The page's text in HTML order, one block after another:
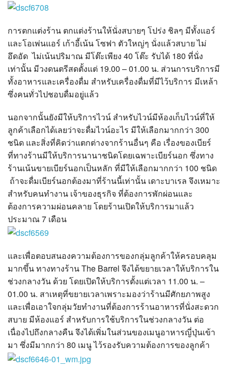
การตกแต่งร้าน ตกแต่งร้านให้นั่งสบายๆ โปร่ง ชิลๆ มีทั้งแอร์
และโอเพ่นแอร์ เก้าอี้เน้น โซฟา ตัวใหญ่ๆ นั่งแล้วสบาย ไม่
อึดอัด ไม่เน้นปริมาณ มีโต๊ะเพียง 40 โต๊ะ รับได้ 180 ที่นั่ง
เท่านั้น มีวงดนตรีสดตั้งแต่ 19.00 – 01.00 น. ส่วนการบริการมี
ทั้งอาหารและเครื่องดื่ม สำหรับเครื่องดื่มที่มีไว้บริการ มีเหล้า
ซึ่งคนทั่วไปชอบดื่มอยู่แล้ว
นอกจากนั้นยังมีให้บริการไวน์ สำหรับไวน์มีห้องเก็บไวน์ที่ให้
ลูกค้าเลือกได้เลยว่าจะดื่มไวน์อะไร มีให้เลือกมากกว่า 300
ชนิด และสิ่งที่คิดว่าแตกต่างจากร้านอื่นๆ คือ เรื่องของเบียร์
ที่ทางร้านมีให้บริการนานาชนิดโดยเฉพาะเบียร์นอก ซึ่งทาง
ร้านเน้นขายเบียร์นอกเป็นหลัก ที่มีให้เลือกมากกว่า 100 ชนิด
ถ้าจะดื่มเบียร์นอกต้องมาที่ร้านนี้เท่านั้น เดาะบาเรล จึงเหมาะ
สำหรับคนทำงาน เจ้าของธุรกิจ ที่ต้องการพักผ่อนและ
ต้องการความผ่อนคลาย โดยร้านเปิดให้บริการมาแล้ว
ประมาณ 7 เดือน
และเพื่อตอบสนองความต้องการของกลุ่มลูกค้าให้ครอบคลุม
มากขึ้น ทางทางร้าน The Barrel จึงได้ขยายเวลาให้บริการใน
ช่วงกลางวัน ด้วย โดยเปิดให้บริการตั้งแต่เวลา 11.00 น. –
01.00 น. สาเหตุที่ขยายเวลาเพราะมองว่าร้านมีศักยภาพสูง
และเพื่อเอาใจกลุ่มวัยทำงานที่ต้องการร้านอาหารที่นั่งสะดวก
สบาย มีห้องแอร์ สำหรับการใช้บริการในช่วงกลางวัน ต่อ
เนื่องไปถึงกลางคืน จึงได้เพิ่มในส่วนของเมนูอาหารญี่ปุ่นเข้า
มา ซึ่งมีมากกว่า 80 เมนู ไว้รองรับความต้องการของลูกค้า